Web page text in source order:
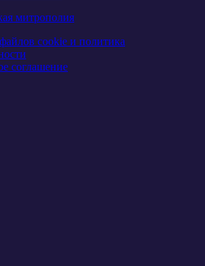
митрополия
cookie и политика
соглашение